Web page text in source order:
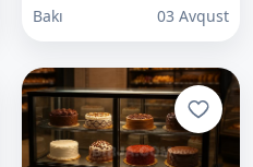
Bakı
03 Avqust